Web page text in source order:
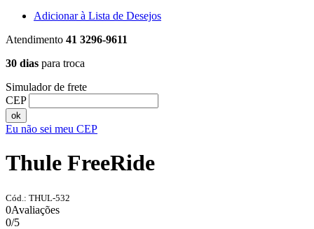
Adicionar à Lista de Desejos
Atendimento 41 3296-9611
30 dias para troca
Simulador de frete
CEP
ok
Eu não sei meu CEP
Thule FreeRide
Cód.: THUL-532
0Avaliações
0/5